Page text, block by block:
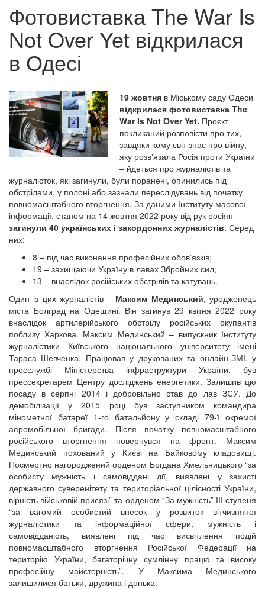
Фотовиставка The War Is
Not Over Yet відкрилася
в Одесі
19 жовтня в Міському саду Одеси
відкрилася фотовиставка The
War Is Not Over Yet. Проєкт
покликаний розповісти про тих,
завдяки кому світ знає про війну,
яку розвʼязала Росія проти України
– йдеться про журналістів та
журналісток, які загинули, були поранені, опинились під
обстрілами, у полоні або зазнали переслідувань від початку
повномасштабного вторгнення. За даними Інституту масової
інформації, станом на 14 жовтня 2022 року від рук росіян
загинули 40 українських і закордонних журналістів. Серед
них:
8 – під час виконання професійних обовʼязків;
19 – захищаючи Україну в лавах Збройних сил;
13 – внаслідок російських обстрілів та катувань.
Один із цих журналістів – Максим Мединський, уродженець
міста Болград на Одещині. Він загинув 29 квітня 2022 року
внаслідок артилерійського обстрілу російських окупантів
поблизу Харкова. Максим Мединський – випускник Інституту
журналістики Київського національного університету імені
Тараса Шевченка. Працював у друкованих та онлайн-ЗМІ, у
пресслужбі Міністерства інфраструктури України, був
прессекретарем Центру досліджень енергетики. Залишив цю
посаду в серпні 2014 і добровільно став до лав ЗСУ. До
демобілізації у 2015 році був заступником командира
мінометної батареї 1-го батальйону у складі 79-ї окремої
аеромобільної бригади. Після початку повномасштабного
російського вторгнення повернувся на фронт. Максим
Мединський похований у Києві на Байковому кладовищі.
Посмертно нагороджений орденом Богдана Хмельницького “за
особисту мужність і самовіддані дії, виявлені у захисті
державного суверенітету та територіальної цілісності України,
вірність військовій присязі” та орденом “За мужність” ІІІ ступеня
“за вагомий особистий внесок у розвиток вітчизняної
журналістики та інформаційної сфери, мужність і
самовідданість, виявлені під час висвітлення подій
повномасштабного вторгнення Російської Федерації на
територію України, багаторічну сумлінну працю та високу
професійну майстерність”. У Максима Мединського
залишилися батьки, дружина і донька.